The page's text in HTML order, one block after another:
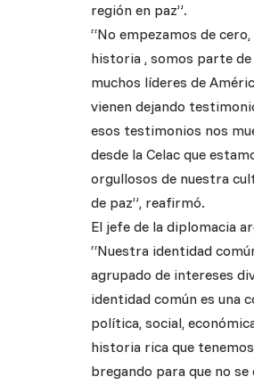
región en paz”.
“No empezamos de
historia , somos parte
muchos líderes de
vienen dejando
esos testimonios nos
desde la Celac que
orgullosos de nuestra
de paz”, reafirmó.
El jefe de la diplomacia
“Nuestra identidad
agrupado de intereses
identidad común es una
política, social,
historia rica que
bregando para que no se